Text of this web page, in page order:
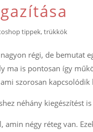
tippek, trükkök
régi, de bemutat
ma is pontosan így
szorosan kapcsolódik
néhány kiegészítést
amin négy réteg van.